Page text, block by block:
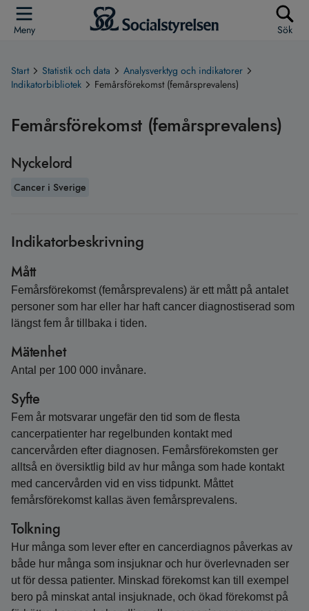
Meny Sök
Start Statistik och data
Analysverktyg och indikatorer
Indikatorbibliotek
Femårsförekomst (femårsprevalens)
Femårsförekomst (femårsprevalens)
Nyckelord
Cancer i Sverige
Indikatorbeskrivning
Mått
Femårsförekomst (femårsprevalens) är ett mått på antalet
personer som har eller har haft cancer diagnostiserad som
längst fem år tillbaka i tiden.
Mätenhet
Antal per 100 000 invånare.
Syfte
Fem år motsvarar ungefär den tid som de flesta
cancerpatienter har regelbunden kontakt med
cancervården efter diagnosen. Femårsförekomsten ger
alltså en översiktlig bild av hur många som hade kontakt
med cancervården vid en viss tidpunkt. Måttet
femårsförekomst kallas även femårsprevalens.
Tolkning
Hur många som lever efter en cancerdiagnos påverkas av
både hur många som insjuknar och hur överlevnaden ser
ut för dessa patienter. Minskad förekomst kan till exempel
bero på minskat antal insjuknade, och ökad förekomst på